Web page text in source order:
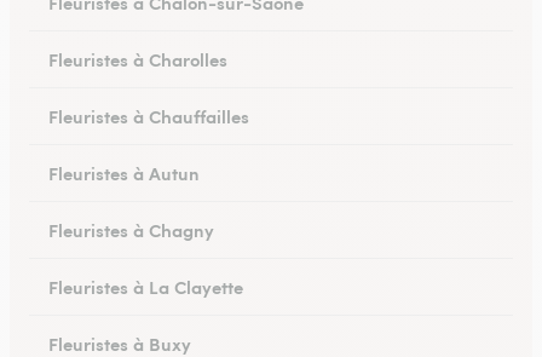
Fleuristes à Charolles
Fleuristes à Chauffailles
Fleuristes à Autun
Fleuristes à Chagny
Fleuristes à La Clayette
Fleuristes à Buxy